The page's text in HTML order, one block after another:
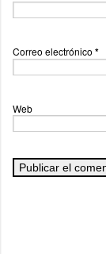
Correo electrónico *
Web